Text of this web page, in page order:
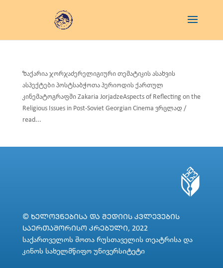
ზაქარია ჯორჯაძერელიგიური თემატიკის ასახვის
ასპექტები პოსტსაბჭოთა პერიოდის ქართულ
კინემატოგრაფში Zakaria JorjadzeAspects of Reflecting on the
Religious Issues in Post-Soviet Georgian Cinema ვრცლად /
read...
© ᲮᲔᲚᲝᲕᲜᲔᲑᲘᲡᲐ ᲓᲐ ᲛᲔᲓᲘᲘᲡ ᲙᲕᲚᲔᲕᲔᲑᲘᲡ
ᲡᲐᲔᲠᲗᲐᲨᲝᲠᲘᲡᲝ ᲙᲠᲔᲑᲣᲚᲘ, 2022
საქართველოს შოთა რუსთაველის თეატრისა და
კინოს სახელმწიფო უნივერსიტეტი